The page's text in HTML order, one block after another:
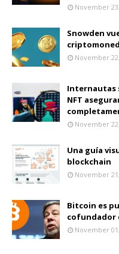
November
Snowden
November
Internautas
NFT
November
Una guía
blockchain
November
Bitcoin es
cofundador
November